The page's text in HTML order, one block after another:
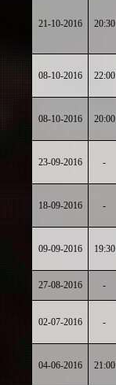
21-10-2016 20:30
08-10-2016 22:00
08-10-2016 20:00
23-09-2016 -
18-09-2016 -
09-09-2016 19:30
27-08-2016 -
02-07-2016 -
04-06-2016 21:00